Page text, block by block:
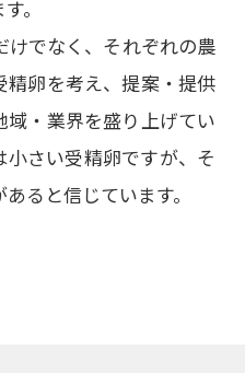
。
けでなく、それぞれの農
精卵を考え、提案・提供
域・業界を盛り上げてい
小さい受精卵ですが、そ
ると信じています。